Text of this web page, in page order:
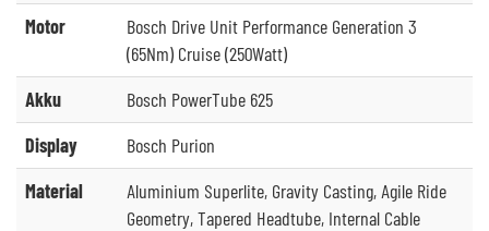
Motor
Bosch Drive Unit Performance Generation 3
(65Nm) Cruise (250Watt)
Akku
Bosch PowerTube 625
Display
Bosch Purion
Material
Aluminium Superlite, Gravity Casting, Agile Ride
Geometry, Tapered Headtube, Internal Cable